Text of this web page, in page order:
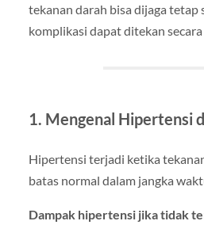
tekanan darah bisa dijaga tetap
komplikasi dapat ditekan secara
1. Mengenal Hipertensi
Hipertensi terjadi ketika
batas normal dalam jangka
Dampak hipertensi jika tidak